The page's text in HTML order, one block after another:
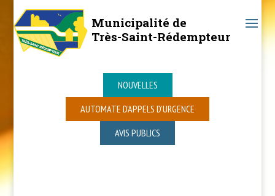
Municipalité de
Très-Saint-Rédempteur
NOUVELLES
AUTOMATE D’APPELS D’URGENCE
AVIS PUBLICS